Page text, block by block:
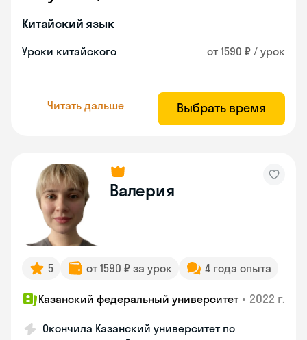
Китайский язык
Уроки китайского от 1590 ₽ / урок
Читать дальше Выбрать время
Валерия
5 от 1590 ₽ за урок 4 года опыта
Казанский федеральный университет • 2022 г.
Окончила Казанский университет по